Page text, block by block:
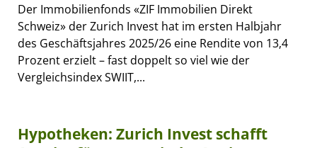
Der Immobilienfonds «ZIF Immobilien Direkt
Schweiz» der Zurich Invest hat im ersten Halbjahr
des Geschäftsjahres 2025/26 eine Rendite von 13,4
Prozent erzielt – fast doppelt so viel wie der
Vergleichsindex SWIIT,...
Hypotheken: Zurich Invest schafft